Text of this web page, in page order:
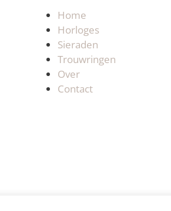
Home
Horloges
Sieraden
Trouwringen
Over
Contact